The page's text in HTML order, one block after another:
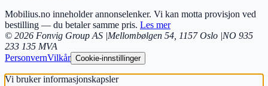
Mobilius.no inneholder annonselenker. Vi kan motta provisjon ved
bestilling — du betaler samme pris. Les mer
© 2026 Fonvig Group AS |Mellombølgen 54 1157 Oslo |NO 935
233 135 MVA
PersonvernVilkår Cookie-innstillinger
Vi bruker informasjonskapsler